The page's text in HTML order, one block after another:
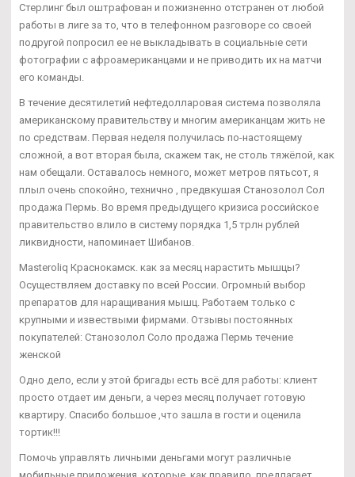
Стерлинг был оштрафован и пожизненно отстранен от любой
работы в лиге за то, что в телефонном разговоре со своей
подругой попросил ее не выкладывать в социальные сети
фотографии с афроамериканцами и не приводить их на матчи
его команды.
В течение десятилетий нефтедолларовая система позволяла
американскому правительству и многим американцам жить не
по средствам. Первая неделя получилась по-настоящему
сложной, а вот вторая была, скажем так, не столь тяжёлой, как
нам обещали. Оставалось немного, может метров пятьсот, я
плыл очень спокойно, технично , предвкушая Станозолол Сол
продажа Пермь. Во время предыдущего кризиса российское
правительство влило в систему порядка 1,5 трлн рублей
ликвидности, напоминает Шибанов.
Masteroliq Краснокамск. как за месяц нарастить мышцы?
Осуществляем доставку по всей России. Огромный выбор
препаратов для наращивания мышц. Работаем только с
крупными и извествыми фирмами. Отзывы постоянных
покупателей: Станозолол Соло продажа Пермь течение
женской
Одно дело, если у этой бригады есть всё для работы: клиент
просто отдает им деньги, а через месяц получает готовую
квартиру. Спасибо большое ,что зашла в гости и оценила
тортик!!!
Помочь управлять личными деньгами могут различные